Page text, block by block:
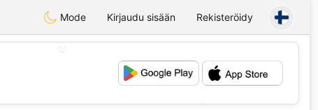
Mode Kirjaudu sisään Rekisteröidy
💕